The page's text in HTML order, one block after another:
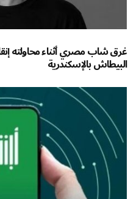
غرق شاب مصري أثناء محاولته
البيطاش بالإسكندرية